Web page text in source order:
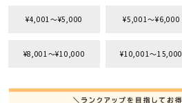
¥4,001〜¥5,000 ¥5,001〜¥6,000
¥8,001〜¥10,000 ¥10,001〜15,000